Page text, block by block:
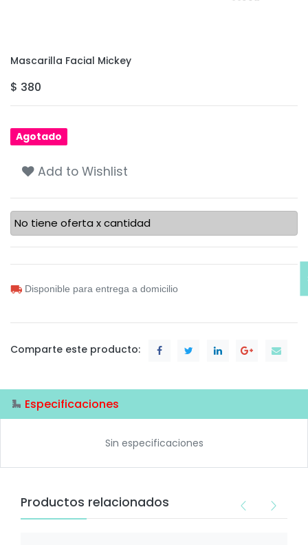
Mascarilla Facial Mickey
$ 380
Agotado
Add to Wishlist
No tiene oferta x cantidad
Disponible para entrega a domicilio
Comparte este producto:
Especificaciones
Sin especificaciones
Productos relacionados